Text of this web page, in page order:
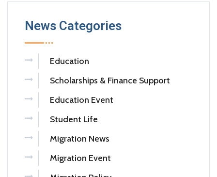
News Categories
Education
Scholarships & Finance Support
Education Event
Student Life
Migration News
Migration Event